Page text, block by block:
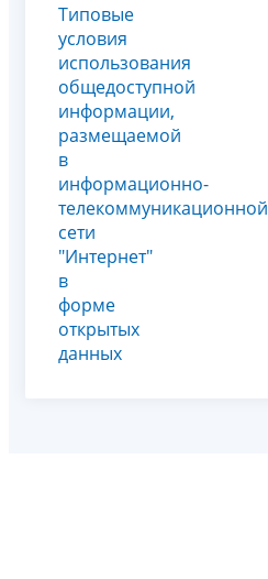
Типовые
условия
использования
общедоступной
информации,
размещаемой
в
информационно-
телекоммуникационной
сети
"Интернет"
в
форме
открытых
данных